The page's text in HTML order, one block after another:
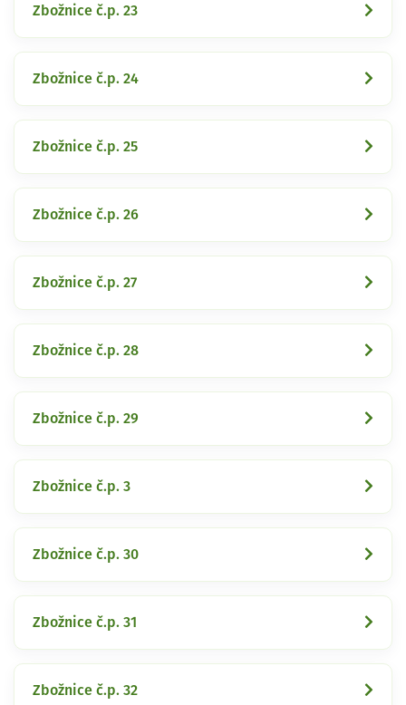
Zbožnice č.p. 23
Zbožnice č.p. 24
Zbožnice č.p. 25
Zbožnice č.p. 26
Zbožnice č.p. 27
Zbožnice č.p. 28
Zbožnice č.p. 29
Zbožnice č.p. 3
Zbožnice č.p. 30
Zbožnice č.p. 31
Zbožnice č.p. 32